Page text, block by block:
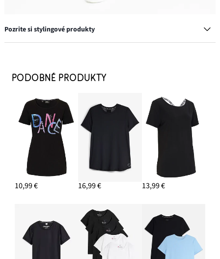
Pozrite si stylingové produkty
24,99 €
Bavlnené tričko z čistej bavlny
6,99 €-12%
PRIDAŤ DO KOŠÍKA
PODOBNÉ PRODUKTY
10,99 € 16,99 € 13,99 €